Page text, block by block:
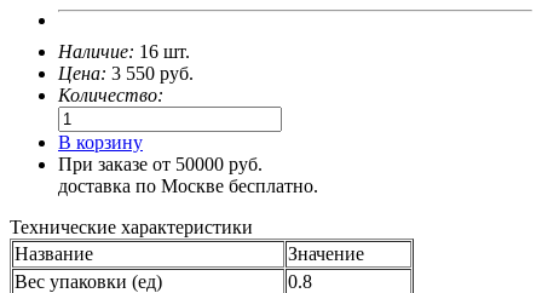
Наличие: 16 шт.
Цена: 3 550 руб.
Количество:
В корзину
При заказе от 50000 руб.
доставка по Москве бесплатно.
Технические характеристики
Название
Значение
Вес упаковки (ед)
0.8